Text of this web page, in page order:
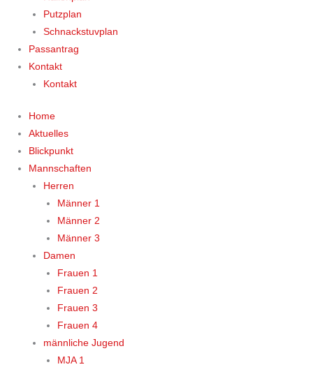
Putzplan
Schnackstuvplan
Passantrag
Kontakt
Kontakt
Home
Aktuelles
Blickpunkt
Mannschaften
Herren
Männer 1
Männer 2
Männer 3
Damen
Frauen 1
Frauen 2
Frauen 3
Frauen 4
männliche Jugend
MJA 1